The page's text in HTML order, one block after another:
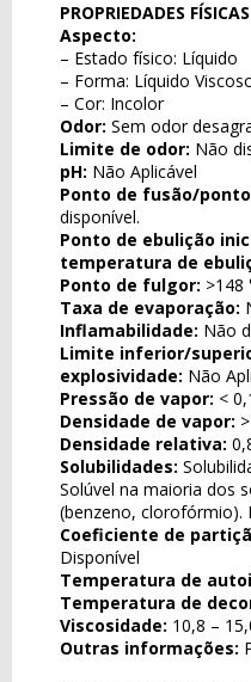
PROPRIEDADES
Aspecto:
– Estado físico: Líquido
– Forma: Líquido
– Cor: Incolor
Odor: Sem odor
Limite de odor: Não
pH: Não Aplicável
Ponto de fusão/
disponível.
Ponto de ebulição
temperatura de
Ponto de fulgor: >148
Taxa de evaporação:
Inflamabilidade: Não
Limite inferior/
explosividade: Não
Pressão de vapor: <
Densidade de vapor:
Densidade relativa:
Solubilidades:
Solúvel na maioria dos
(benzeno, clorofórmio).
Coeficiente de
Disponível
Temperatura de
Temperatura de
Viscosidade: 10,8 –
Outras informações: